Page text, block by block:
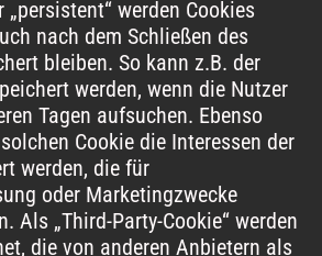
„persistent“ werden Cookies
nach dem Schließen des
bleiben. So kann z.B. der
werden, wenn die Nutzer
Tagen aufsuchen. Ebenso
Cookie die Interessen der
werden, die für
oder Marketingzwecke
Als „Third-Party-Cookie“ werden
die von anderen Anbietern als